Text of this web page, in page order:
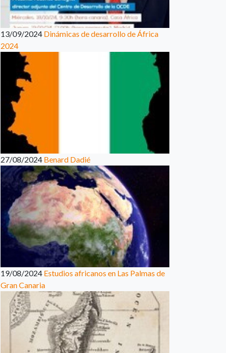
13/09/2024 Dinámicas de desarrollo de África
2024
27/08/2024 Benard Dadié
19/08/2024 Estudios africanos en Las Palmas de
Gran Canaria